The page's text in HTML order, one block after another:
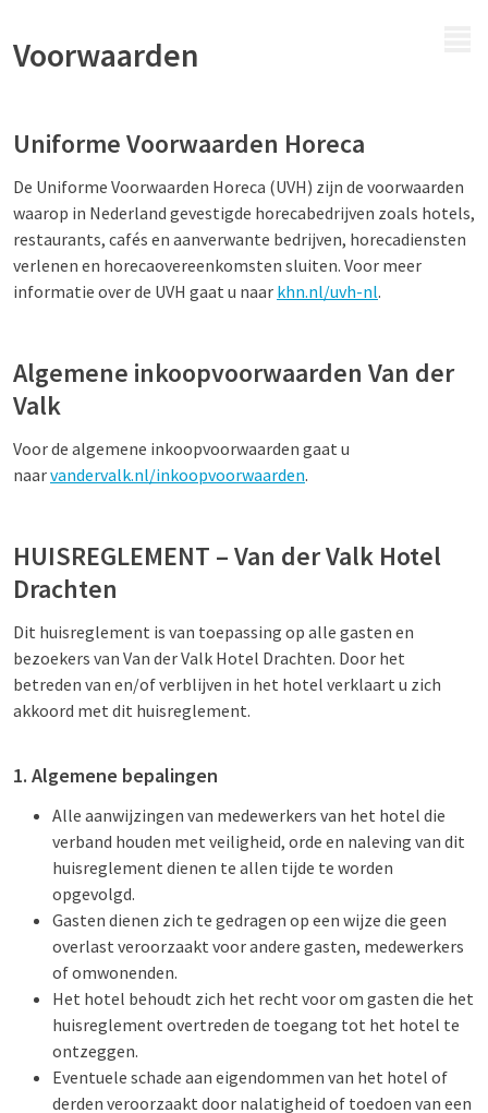
Voorwaarden
Uniforme Voorwaarden Horeca
De Uniforme Voorwaarden Horeca (UVH) zijn de voorwaarden
waarop in Nederland gevestigde horecabedrijven zoals hotels,
restaurants, cafés en aanverwante bedrijven, horecadiensten
verlenen en horecaovereenkomsten sluiten. Voor meer
informatie over de UVH gaat u naar khn.nl/uvh-nl.
Algemene inkoopvoorwaarden Van der
Valk
Voor de algemene inkoopvoorwaarden gaat u
naarvandervalk.nl/inkoopvoorwaarden.
HUISREGLEMENT – Van der Valk Hotel
Drachten
Dit huisreglement is van toepassing op alle gasten en
bezoekers van Van der Valk Hotel Drachten. Door het
betreden van en/of verblijven in het hotel verklaart u zich
akkoord met dit huisreglement.
1. Algemene bepalingen
Alle aanwijzingen van medewerkers van het hotel die
verband houden met veiligheid, orde en naleving van dit
huisreglement dienen te allen tijde te worden
opgevolgd.
Gasten dienen zich te gedragen op een wijze die geen
overlast veroorzaakt voor andere gasten, medewerkers
of omwonenden.
Het hotel behoudt zich het recht voor om gasten die het
huisreglement overtreden de toegang tot het hotel te
ontzeggen.
Eventuele schade aan eigendommen van het hotel of
derden veroorzaakt door nalatigheid of toedoen van een